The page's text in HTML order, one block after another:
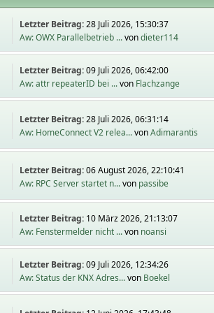
Letzter Beitrag:28 Juli 2026, 15:30:37
Aw: OWX Parallelbetrieb ...vondieter114
Letzter Beitrag:09 Juli 2026, 06:42:00
Aw: attr repeaterID bei ...von Flachzange
Letzter Beitrag:28 Juli 2026, 06:31:14
Aw: HomeConnect V2 relea...vonAdimarantis
Letzter Beitrag:06 August 2026, 22:10:41
Aw: RPC Server startet n...von passibe
Letzter Beitrag: 10 März 2026, 21:13:07
Aw: Fenstermelder nicht ...von noansi
Letzter Beitrag:09 Juli 2026, 12:34:26
Aw: Status der KNX Adres...von Boekel